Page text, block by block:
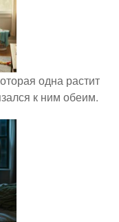
одна растит
к ним обеим.